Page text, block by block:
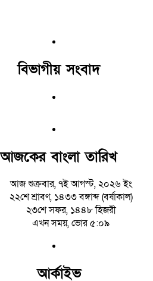
বিভাগীয় সংবাদ
আজকের বাংলা তারিখ
আজ শুক্রবার, ৭ই আগস্ট, ২০২৬ ইং
২২শে শ্রাবণ, ১৪৩৩ বঙ্গাব্দ (বর্ষাকাল)
২৩শে সফর, ১৪৪৮ হিজরী
এখন সময়, ভোর ৫:০৯
আর্কাইভ